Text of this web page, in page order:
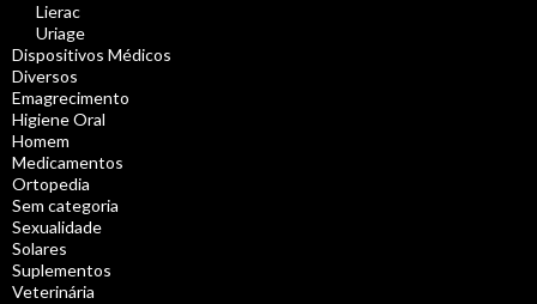
Lierac
Uriage
Dispositivos Médicos
Diversos
Emagrecimento
Higiene Oral
Homem
Medicamentos
Ortopedia
Sem categoria
Sexualidade
Solares
Suplementos
Veterinária